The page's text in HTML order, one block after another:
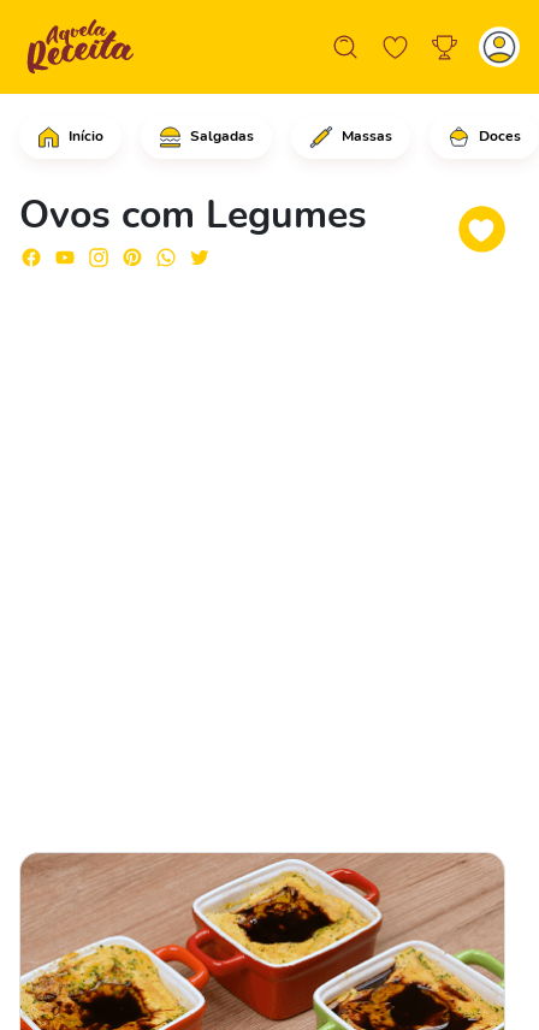
Início Salgadas Massas Doces
Ovos com Legumes
Comece adicionando os ovos em 4